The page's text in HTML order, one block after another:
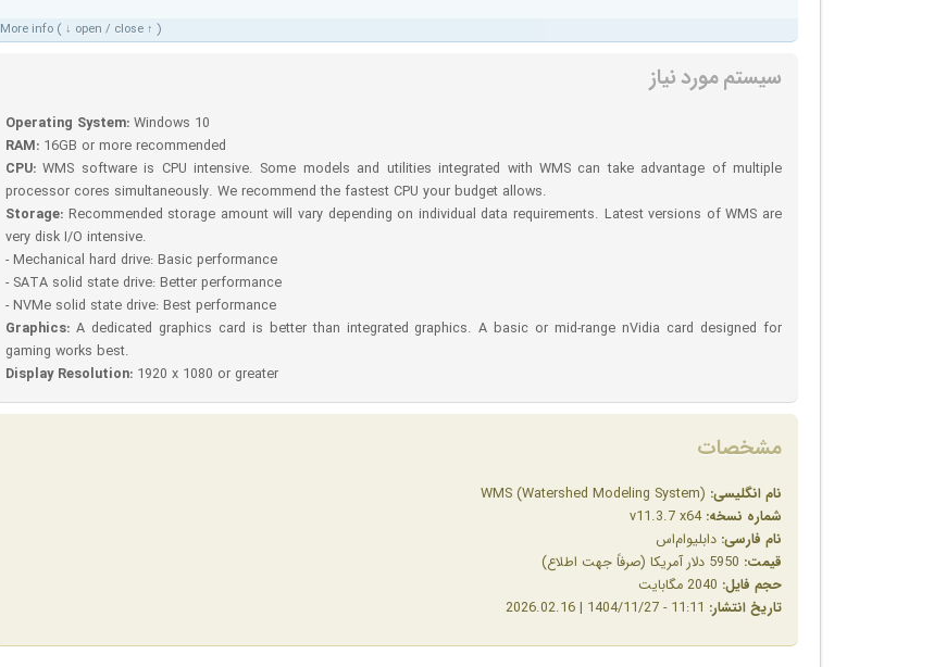
More info ( ↓ open / close ↑ )
سیستم مورد نیاز
Operating System: Windows 10
RAM: 16GB or more recommended
CPU: WMS software is CPU intensive. Some models and utilities integrated with WMS can take advantage of multiple
processor cores simultaneously. We recommend the fastest CPU your budget allows.
Storage: Recommended storage amount will vary depending on individual data requirements. Latest versions of WMS are
very disk I/O intensive.
- Mechanical hard drive: Basic performance
- SATA solid state drive: Better performance
- NVMe solid state drive: Best performance
Graphics: A dedicated graphics card is better than integrated graphics. A basic or mid-range nVidia card designed for
gaming works best.
Display Resolution: 1920 x 1080 or greater
مشخصات
نام انگلیسی:
شماره نسخه: v11.3.7 x64
نام فارسی: دابلیوام‌اس
قیمت:
حجم فایل:
تاریخ انتشار: